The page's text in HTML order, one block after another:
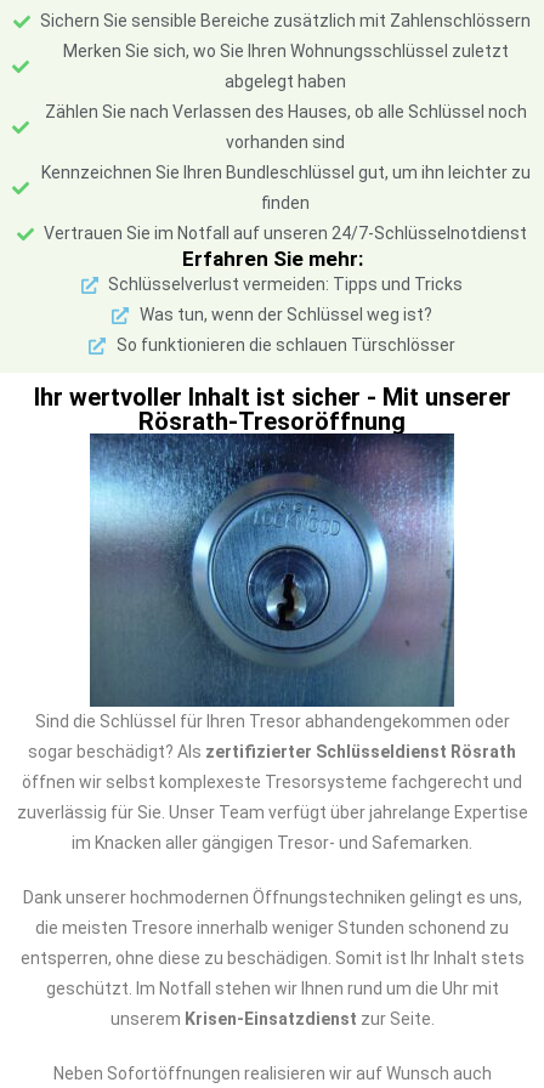
Sichern Sie sensible Bereiche zusätzlich mit Zahlenschlössern
Merken Sie sich, wo Sie Ihren Wohnungsschlüssel zuletzt
abgelegt haben
Zählen Sie nach Verlassen des Hauses, ob alle Schlüssel noch
vorhanden sind
Kennzeichnen Sie Ihren Bundleschlüssel gut, um ihn leichter zu
finden
Vertrauen Sie im Notfall auf unseren 24/7-Schlüsselnotdienst
Erfahren Sie mehr:
Schlüsselverlust vermeiden: Tipps und Tricks
Was tun, wenn der Schlüssel weg ist?
So funktionieren die schlauen Türschlösser
Ihr wertvoller Inhalt ist sicher - Mit unserer
Rösrath-Tresoröffnung
Sind die Schlüssel für Ihren Tresor abhandengekommen oder
sogar beschädigt? Als zertifizierter Schlüsseldienst Rösrath
öffnen wir selbst komplexeste Tresorsysteme fachgerecht und
zuverlässig für Sie. Unser Team verfügt über jahrelange Expertise
im Knacken aller gängigen Tresor- und Safemarken.
Dank unserer hochmodernen Öffnungstechniken gelingt es uns,
die meisten Tresore innerhalb weniger Stunden schonend zu
entsperren, ohne diese zu beschädigen. Somit ist Ihr Inhalt stets
geschützt. Im Notfall stehen wir Ihnen rund um die Uhr mit
unserem Krisen-Einsatzdienst zur Seite.
Neben Sofortöffnungen realisieren wir auf Wunsch auch